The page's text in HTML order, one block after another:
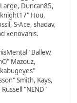
Duncan85,
Hou,
S-Ace, shadav,
xenovanis.
Ballew,
Mazouz,
Smith, Kays,
"NEND"